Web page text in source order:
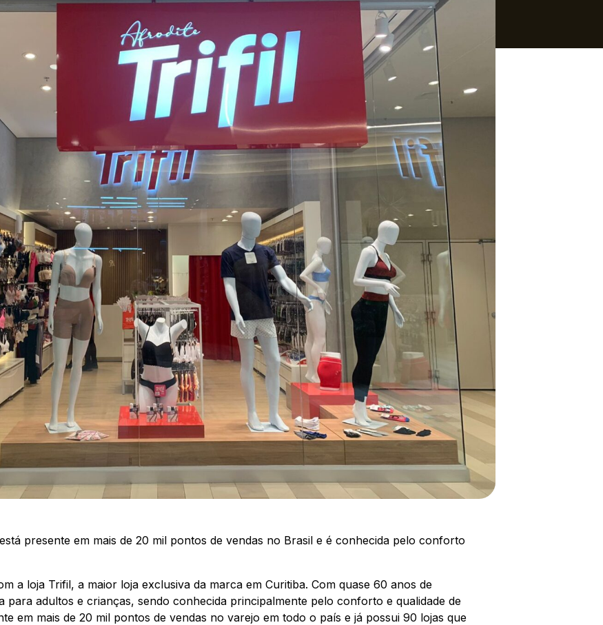
presente em mais de 20 mil pontos de vendas no Brasil e é conhecida pelo conforto
a loja Trifil, a maior loja exclusiva da marca em Curitiba. Com quase 60 anos de
para adultos e crianças, sendo conhecida principalmente pelo conforto e qualidade de
em mais de 20 mil pontos de vendas no varejo em todo o país e já possui 90 lojas que